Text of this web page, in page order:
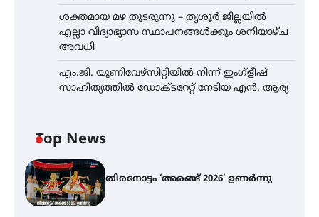
ശക്തമായ മഴ തുടരുന്നു – തൃശൂർ ജില്ലയിൽ
എല്ലാ വിദ്യാഭ്യാസ സ്ഥാപനങ്ങൾക്കും ശനിയാഴ്ച
അവധി
എം.ജി. യൂണിവേഴ്‌സിറ്റിയിൽ നിന്ന് ഇംഗ്ളീഷ്
സാഹിത്യത്തിൽ ഡോക്ടറേറ്റ് നേടിയ എൻ. ആര്യ
Top News
തിരനോട്ടം ‘അരങ്ങ് 2026’ ഉണർന്നു